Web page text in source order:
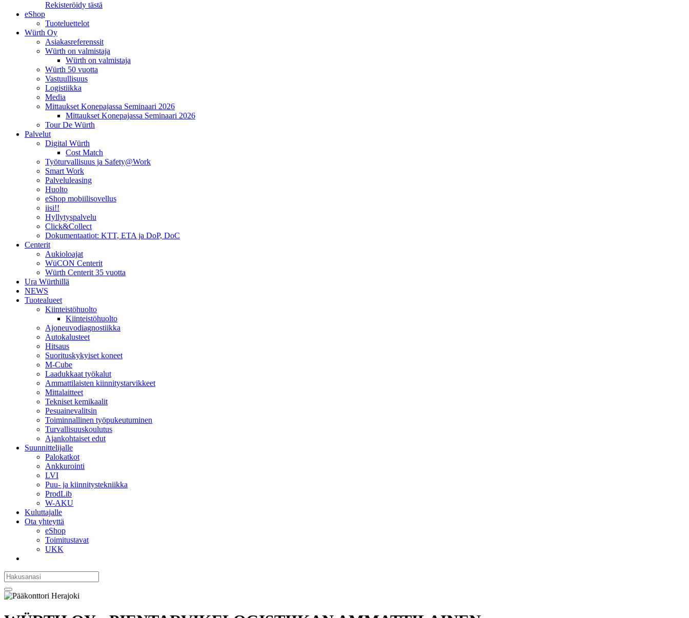
Rekisteröidy tästä
eShop
Tuoteluettelot
Würth Oy
Asiakasreferenssit
Würth on valmistaja
Würth on valmistaja
Würth 50 vuotta
Vastuullisuus
Logistiikka
Media
Mittaukset Konepajassa Seminaari 2026
Mittaukset Konepajassa Seminaari 2026
Tour De Würth
Palvelut
Digital Würth
Cost Match
Työturvallisuus ja Safety@Work
Smart Work
Palveluleasing
Huolto
eShop mobiilisovellus
iisi!!
Hyllytyspalvelu
Click&Collect
Dokumentaatiot: KTT, ETA ja DoP, DoC
Centerit
Aukioloajat
WüCON Centerit
Würth Centerit 35 vuotta
Ura Würthillä
NEWS
Tuotealueet
Kiinteistöhuolto
Kiinteistöhuolto
Ajoneuvodiagnostiikka
Autokalusteet
Hitsaus
Suorituskykyiset koneet
M-Cube
Laadukkaat työkalut
Ammattilaisten kiinnitystarvikkeet
Mittalaitteet
Tekniset kemikaalit
Pesuainevalitsin
Toiminnallinen työpukeutuminen
Turvallisuuskoulutus
Ajankohtaiset edut
Suunnittelijalle
Palokatkot
Ankkurointi
LVI
Puu- ja kiinnitystekniikka
ProdLib
W-AKU
Kuluttajalle
Ota yhteyttä
eShop
Toimitustavat
UKK